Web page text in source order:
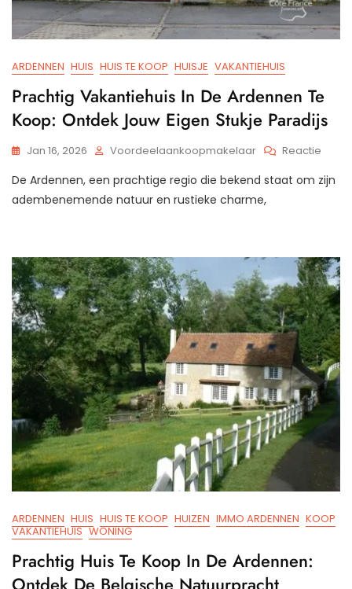
ARDENNEN HUIS HUIS TE KOOP HUISJE VAKANTIEHUIS
Prachtig Vakantiehuis In De Ardennen Te
Koop: Ontdek Jouw Eigen Stukje Paradijs
Jan 16, 2026 Voordeelaankoopmakelaar Reactie
Koop:
Jouw
Eigen
Stukje
De Ardennen, een prachtige regio die bekend staat om zijn
adembenemende natuur en rustieke charme,
ARDENNEN HUIS HUIS TE KOOP HUIZEN IMMO ARDENNEN KOOP
VAKANTIEHUIS WONING
Prachtig Huis Te Koop In De Ardennen:
Ontdek De Belgische Natuurpracht